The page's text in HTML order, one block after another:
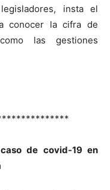
insta el
conocer la cifra de
las gestiones
de covid-19 en